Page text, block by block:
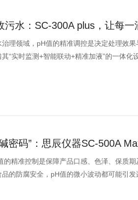
污水：SC-300A plus，让每一
理领域，pH值的精准调控是决定处理效
“实时监测+智能联动+精准加液”的一体
密码”：思辰仪器SC-500A
的精准控制是保障产品口感、色泽、保质
的防腐安全，pH值的微小波动都可能引